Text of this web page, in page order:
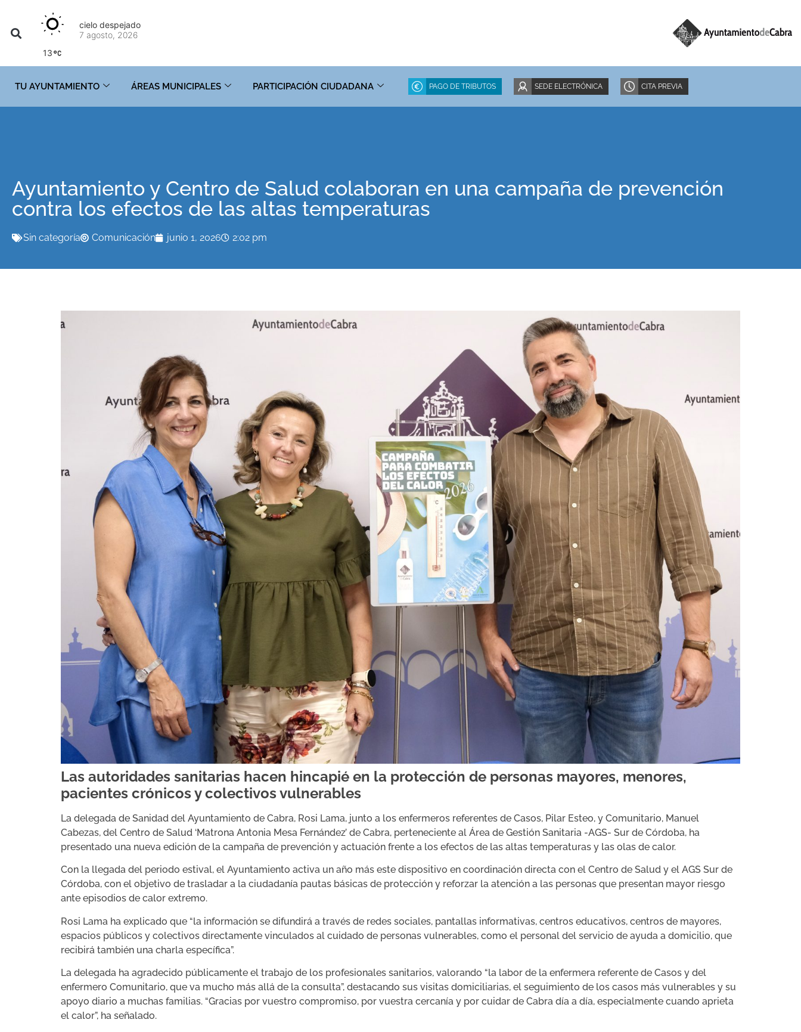
13
cielo despejado
7 agosto, 2026
TU AYUNTAMIENTO ÁREAS MUNICIPALES PARTICIPACIÓN CIUDADANA PAGO DE TRIBUTOS SEDE ELECTRÓNICA CITA PREVIA
Ayuntamiento y Centro de Salud colaboran en una campaña de prevención
contra los efectos de las altas temperaturas
Sin categoría Comunicación junio 1, 2026 2:02 pm
Las autoridades sanitarias hacen hincapié en la protección de personas mayores, menores,
pacientes crónicos y colectivos vulnerables
La delegada de Sanidad del Ayuntamiento de Cabra, Rosi Lama, junto a los enfermeros referentes de Casos, Pilar Esteo, y Comunitario, Manuel
Cabezas, del Centro de Salud ‘Matrona Antonia Mesa Fernández’ de Cabra, perteneciente al Área de Gestión Sanitaria -AGS- Sur de Córdoba, ha
presentado una nueva edición de la campaña de prevención y actuación frente a los efectos de las altas temperaturas y las olas de calor.
Con la llegada del periodo estival, el Ayuntamiento activa un año más este dispositivo en coordinación directa con el Centro de Salud y el AGS Sur de
Córdoba, con el objetivo de trasladar a la ciudadanía pautas básicas de protección y reforzar la atención a las personas que presentan mayor riesgo
ante episodios de calor extremo.
Rosi Lama ha explicado que “la información se difundirá a través de redes sociales, pantallas informativas, centros educativos, centros de mayores,
espacios públicos y colectivos directamente vinculados al cuidado de personas vulnerables, como el personal del servicio de ayuda a domicilio, que
recibirá también una charla específica”.
La delegada ha agradecido públicamente el trabajo de los profesionales sanitarios, valorando “la labor de la enfermera referente de Casos y del
enfermero Comunitario, que va mucho más allá de la consulta”, destacando sus visitas domiciliarias, el seguimiento de los casos más vulnerables y su
apoyo diario a muchas familias. “Gracias por vuestro compromiso, por vuestra cercanía y por cuidar de Cabra día a día, especialmente cuando aprieta
el calor”, ha señalado.